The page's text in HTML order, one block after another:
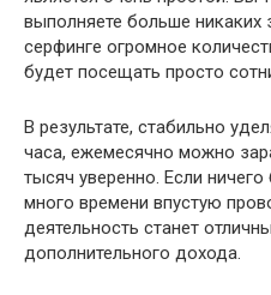
выполняете больше никаких
серфинге огромное
будет посещать просто
В результате, стабильно
часа, ежемесячно можно
тысяч уверенно. Если
много времени впустую
деятельность станет
дополнительного дохода.